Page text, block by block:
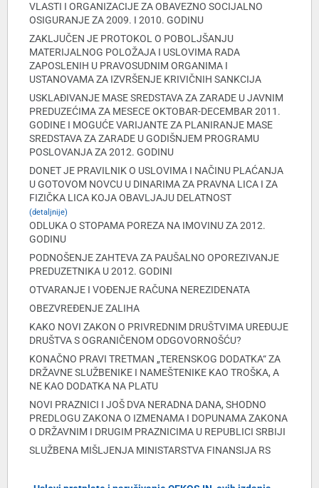
VLASTI I ORGANIZACIJE ZA OBAVEZNO SOCIJALNO
OSIGURANJE ZA 2009. I 2010. GODINU
ZAKLJUČEN JE PROTOKOL O POBOLJŠANJU
MATERIJALNOG POLOŽAJA I USLOVIMA RADA
ZAPOSLENIH U PRAVOSUDNIM ORGANIMA I
USTANOVAMA ZA IZVRŠENJE KRIVIČNIH SANKCIJA
USKLAĐIVANJE MASE SREDSTAVA ZA ZARADE U JAVNIM
PREDUZEĆIMA ZA MESECE OKTOBAR-DECEMBAR 2011.
GODINE I MOGUĆE VARIJANTE ZA PLANIRANJE MASE
SREDSTAVA ZA ZARADE U GODIŠNJEM PROGRAMU
POSLOVANJA ZA 2012. GODINU
DONET JE PRAVILNIK O USLOVIMA I NAČINU PLAĆANJA
U GOTOVOM NOVCU U DINARIMA ZA PRAVNA LICA I ZA
FIZIČKA LICA KOJA OBAVLJAJU DELATNOST
(detaljnije)
ODLUKA O STOPAMA POREZA NA IMOVINU ZA 2012.
GODINU
PODNOŠENJE ZAHTEVA ZA PAUŠALNO OPOREZIVANJE
PREDUZETNIKA U 2012. GODINI
OTVARANJE I VOĐENJE RAČUNA NEREZIDENATA
OBEZVREĐENJE ZALIHA
KAKO NOVI ZAKON O PRIVREDNIM DRUŠTVIMA UREĐUJE
DRUŠTVA S OGRANIČENOM ODGOVORNOŠĆU?
KONAČNO PRAVI TRETMAN „TERENSKOG DODATKA“ ZA
DRŽAVNE SLUŽBENIKE I NAMEŠTENIKE KAO TROŠKA, A
NE KAO DODATKA NA PLATU
NOVI PRAZNICI I JOŠ DVA NERADNA DANA, SHODNO
PREDLOGU ZAKONA O IZMENAMA I DOPUNAMA ZAKONA
O DRŽAVNIM I DRUGIM PRAZNICIMA U REPUBLICI SRBIJI
SLUŽBENA MIŠLJENJA MINISTARSTVA FINANSIJA RS